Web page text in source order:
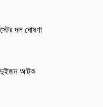
দল ঘোষণা
দুইজন আটক